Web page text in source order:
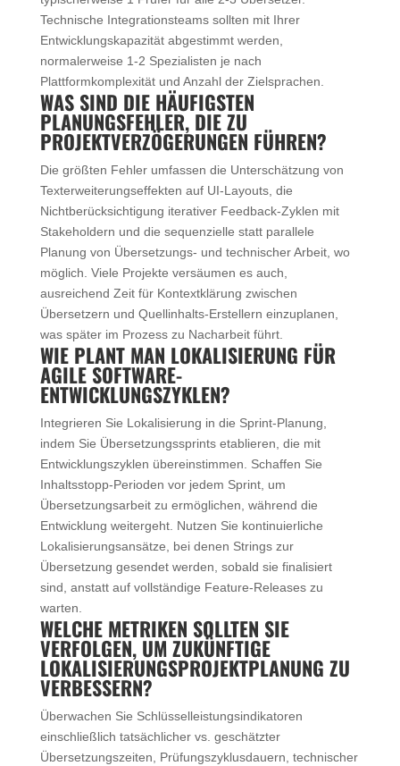
Technische Integrationsteams sollten mit Ihrer
Entwicklungskapazität abgestimmt werden,
normalerweise 1-2 Spezialisten je nach
Plattformkomplexität und Anzahl der Zielsprachen.
WAS SIND DIE HÄUFIGSTEN
PLANUNGSFEHLER, DIE ZU
PROJEKTVERZÖGERUNGEN FÜHREN?
Die größten Fehler umfassen die Unterschätzung von
Texterweiterungseffekten auf UI-Layouts, die
Nichtberücksichtigung iterativer Feedback-Zyklen mit
Stakeholdern und die sequenzielle statt parallele
Planung von Übersetzungs- und technischer Arbeit, wo
möglich. Viele Projekte versäumen es auch,
ausreichend Zeit für Kontextklärung zwischen
Übersetzern und Quellinhalts-Erstellern einzuplanen,
was später im Prozess zu Nacharbeit führt.
WIE PLANT MAN LOKALISIERUNG FÜR
AGILE SOFTWARE-
ENTWICKLUNGSZYKLEN?
Integrieren Sie Lokalisierung in die Sprint-Planung,
indem Sie Übersetzungssprints etablieren, die mit
Entwicklungszyklen übereinstimmen. Schaffen Sie
Inhaltsstopp-Perioden vor jedem Sprint, um
Übersetzungsarbeit zu ermöglichen, während die
Entwicklung weitergeht. Nutzen Sie kontinuierliche
Lokalisierungsansätze, bei denen Strings zur
Übersetzung gesendet werden, sobald sie finalisiert
sind, anstatt auf vollständige Feature-Releases zu
warten.
WELCHE METRIKEN SOLLTEN SIE
VERFOLGEN, UM ZUKÜNFTIGE
LOKALISIERUNGSPROJEKTPLANUNG ZU
VERBESSERN?
Überwachen Sie Schlüsselleistungsindikatoren
einschließlich tatsächlicher vs. geschätzter
Übersetzungszeiten, Prüfungszyklusdauern, technischer